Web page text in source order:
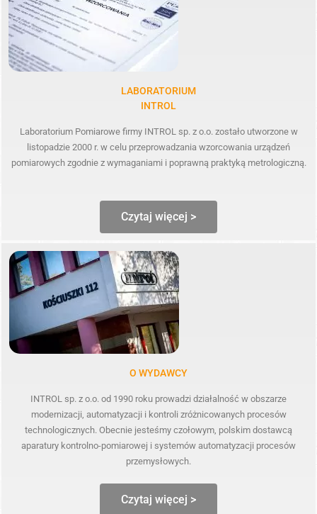
LABORATORIUM
INTROL
Laboratorium Pomiarowe firmy INTROL sp. z o.o. zostało utworzone w
listopadzie 2000 r. w celu przeprowadzania wzorcowania urządzeń
pomiarowych zgodnie z wymaganiami i poprawną praktyką metrologiczną.
Czytaj więcej >
O WYDAWCY
INTROL sp. z o.o. od 1990 roku prowadzi działalność w obszarze
modernizacji, automatyzacji i kontroli zróżnicowanych procesów
technologicznych. Obecnie jesteśmy czołowym, polskim dostawcą
aparatury kontrolno-pomiarowej i systemów automatyzacji procesów
przemysłowych.
Czytaj więcej >